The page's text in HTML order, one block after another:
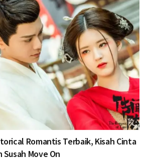
Romantis Terbaik, Kisah Cinta
Move On